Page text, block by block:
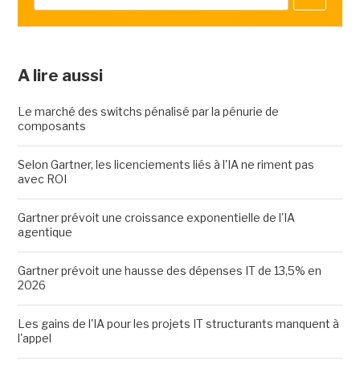
A lire aussi
Le marché des switchs pénalisé par la pénurie de
composants
Selon Gartner, les licenciements liés à l'IA ne riment pas
avec ROI
Gartner prévoit une croissance exponentielle de l'IA
agentique
Gartner prévoit une hausse des dépenses IT de 13,5% en
2026
Les gains de l'IA pour les projets IT structurants manquent à
l'appel